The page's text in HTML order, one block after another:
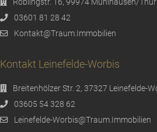
03601 81 28 42
Kontakt@Traum.Immobilien
Kontakt Leinefelde-Worbis
Breitenhölzer Str. 2, 37327 Leinefelde-
03605 54 328 62
Leinefelde-Worbis@Traum.Immobilien